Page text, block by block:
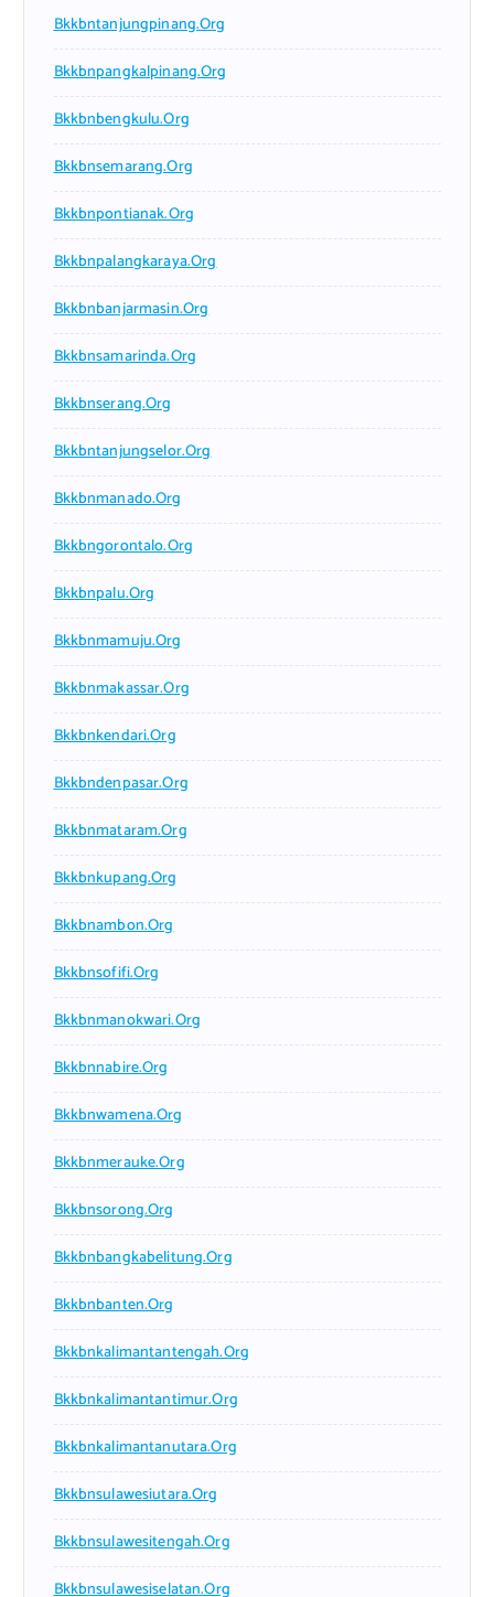
Bkkbntanjungpinang.org
Bkkbnpangkalpinang.org
Bkkbnbengkulu.org
Bkkbnsemarang.org
Bkkbnpontianak.org
Bkkbnpalangkaraya.org
Bkkbnbanjarmasin.org
Bkkbnsamarinda.org
Bkkbnserang.org
Bkkbntanjungselor.org
Bkkbnmanado.org
Bkkbngorontalo.org
Bkkbnpalu.org
Bkkbnmamuju.org
Bkkbnmakassar.org
Bkkbnkendari.org
Bkkbndenpasar.org
Bkkbnmataram.org
Bkkbnkupang.org
Bkkbnambon.org
Bkkbnsofifi.org
Bkkbnmanokwari.org
Bkkbnnabire.org
Bkkbnwamena.org
Bkkbnmerauke.org
Bkkbnsorong.org
Bkkbnbangkabelitung.org
Bkkbnbanten.org
Bkkbnkalimantantengah.org
Bkkbnkalimantantimur.org
Bkkbnkalimantanutara.org
Bkkbnsulawesiutara.org
Bkkbnsulawesitengah.org
Bkkbnsulawesiselatan.org